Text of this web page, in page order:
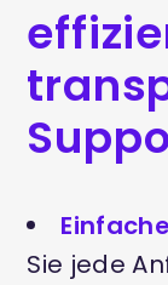
Sie jede